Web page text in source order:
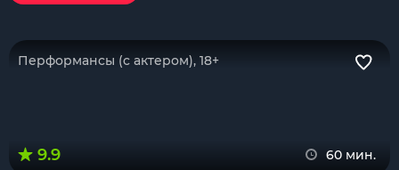
Перформансы (с актером), 18+
9.9 60 мин.